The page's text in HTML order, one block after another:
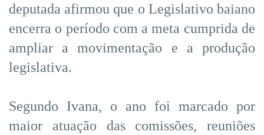
deputada afirmou que o Legislativo baiano
encerra o período com a meta cumprida de
ampliar a movimentação e a produção
legislativa.
Segundo Ivana, o ano foi marcado por
maior atuação das comissões, reuniões